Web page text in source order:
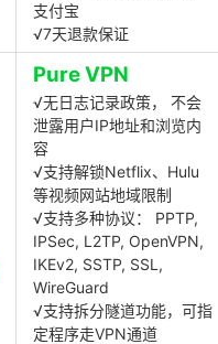
支付宝
√7天退款保证
Pure VPN
√无日志记录政策， 不会
泄露用户IP地址和浏览内
容
√支持解锁Netflix、Hulu
等视频网站地域限制
√支持多种协议： PPTP,
IPSec, L2TP, OpenVPN,
IKEv2, SSTP, SSL,
WireGuard
√支持拆分隧道功能，可指
定程序走VPN通道